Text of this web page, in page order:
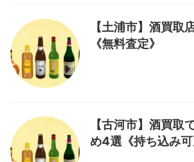
【土浦市】酒買取
《無料査定》
【古河市】酒買取
め4選《持ち込み可